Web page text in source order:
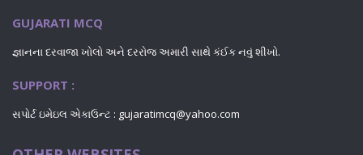
GUJARATI MCQ
જ્ઞાનના દરવાજા ખોલો અને દરરોજ અમારી સાથે કંઈક નવું શીખો.
SUPPORT :
સપોર્ટ ઇમેઇલ એકાઉન્ટ : gujaratimcq@yahoo.com